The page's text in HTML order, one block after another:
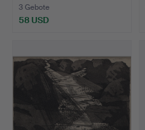
3 Gebote
58 USD